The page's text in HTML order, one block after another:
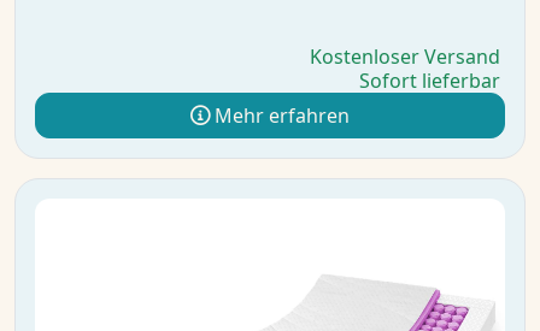
Kostenloser Versand
Sofort lieferbar
Mehr erfahren